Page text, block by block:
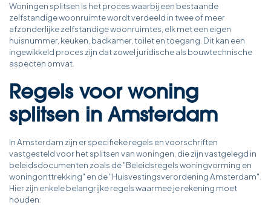
Woningen splitsen is het proces waarbij een bestaande
zelfstandige woonruimte wordt verdeeld in twee of meer
afzonderlijke zelfstandige woonruimtes, elk met een eigen
huisnummer, keuken, badkamer, toilet en toegang. Dit kan een
ingewikkeld proces zijn dat zowel juridische als bouwtechnische
aspecten omvat.
Regels voor woning
splitsen in Amsterdam
In Amsterdam zijn er specifieke regels en voorschriften
vastgesteld voor het splitsen van woningen, die zijn vastgelegd in
beleidsdocumenten zoals de "Beleidsregels woningvorming en
woningonttrekking" en de "Huisvestingsverordening Amsterdam".
Hier zijn enkele belangrijke regels waarmee je rekening moet
houden: